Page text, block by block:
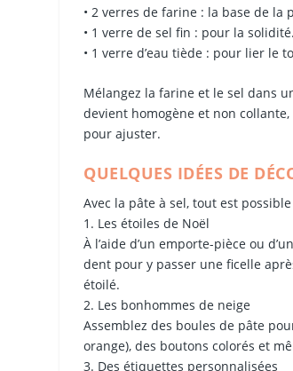
• 2 verres de farine : la base de la
• 1 verre de sel fin : pour la solidité.
• 1 verre d’eau tiède : pour lier le
Mélangez la farine et le sel dans
devient homogène et non
pour ajuster.
QUELQUES IDÉES DE
Avec la pâte à sel, tout est
1. Les étoiles de Noël
À l’aide d’un emporte-pièce ou
dent pour y passer une ficelle
étoilé.
2. Les bonhommes de neige
Assemblez des boules de pâte
orange), des boutons colorés et
3. Des étiquettes personnalisées